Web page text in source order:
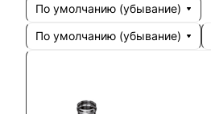
По умолчанию (убывание)
По умолчанию (убывание)